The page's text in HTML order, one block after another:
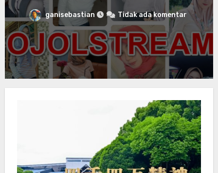
ganisebastian Tidak ada komentar